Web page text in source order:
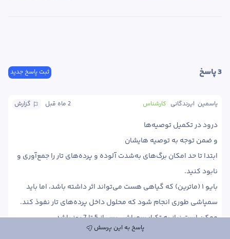
ثبت پاسخ جدید 3 پاسخ
گزارش 2 ماه قبل کارشناس یاسمین  ایرندگانی
پاسخ به این پرسش